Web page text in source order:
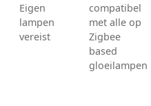
Eigen
lampen
vereist
compatibel
met alle op
Zigbee
based
gloeilampen